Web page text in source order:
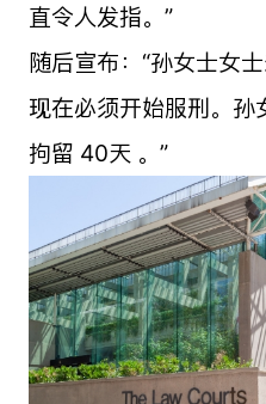
直令人发指。”
随后宣布：“孙女士女
现在必须开始服刑。孙
拘留 40天 。”